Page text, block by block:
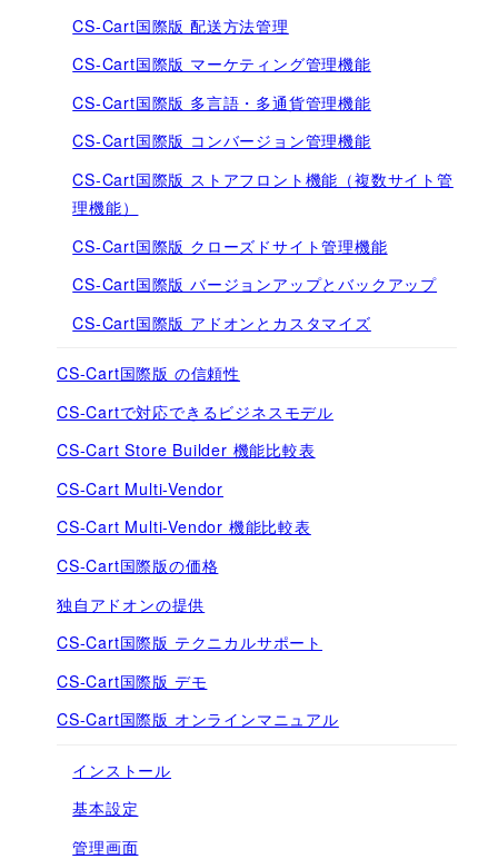
CS-Cart国際版 配送方法管理
CS-Cart国際版 マーケティング管理機能
CS-Cart国際版 多言語・多通貨管理機能
CS-Cart国際版 コンバージョン管理機能
CS-Cart国際版 ストアフロント機能（複数サイト管
理機能）
CS-Cart国際版 クローズドサイト管理機能
CS-Cart国際版 バージョンアップとバックアップ
CS-Cart国際版 アドオンとカスタマイズ
CS-Cart国際版 の信頼性
CS-Cartで対応できるビジネスモデル
CS-Cart Store Builder 機能比較表
CS-Cart Multi-Vendor
CS-Cart Multi-Vendor 機能比較表
CS-Cart国際版の価格
独自アドオンの提供
CS-Cart国際版 テクニカルサポート
CS-Cart国際版 デモ
CS-Cart国際版 オンラインマニュアル
インストール
基本設定
管理画面